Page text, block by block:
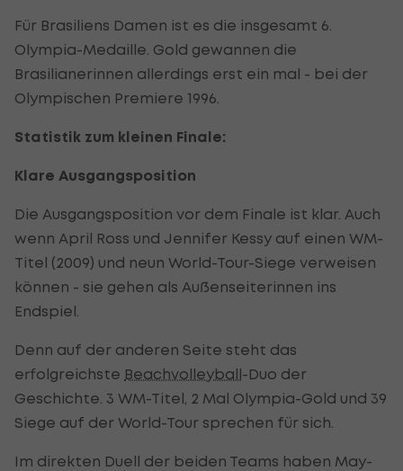
Für Brasiliens Damen ist es die insgesamt 6.
Olympia-Medaille. Gold gewannen die
Brasilianerinnen allerdings erst ein mal - bei der
Olympischen Premiere 1996.
Statistik zum kleinen Finale:
Klare Ausgangsposition
Die Ausgangsposition vor dem Finale ist klar. Auch
wenn April Ross und Jennifer Kessy auf einen WM-
Titel (2009) und neun World-Tour-Siege verweisen
können - sie gehen als Außenseiterinnen ins
Endspiel.
Denn auf der anderen Seite steht das
erfolgreichste Beachvolleyball-Duo der
Geschichte. 3 WM-Titel, 2 Mal Olympia-Gold und 39
Siege auf der World-Tour sprechen für sich.
Im direkten Duell der beiden Teams haben May-